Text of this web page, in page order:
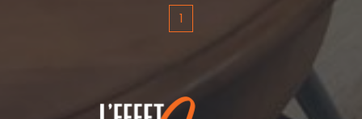
une belle opportunité pour une professionnelle
1